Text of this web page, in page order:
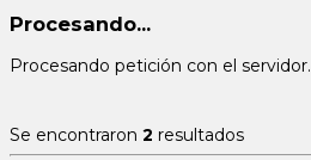
Procesando...
Procesando petición con el servidor.
Se encontraron 2 resultados